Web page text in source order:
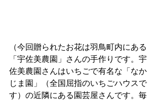
（今回贈られたお花は羽鳥町内にある
「宇佐美農園」さんの手作りです。宇
佐美農園さんはいちごで有名な「なか
じま園」（全国屈指のいちごハウスで
す）の近隣にある園芸屋さんです。毎